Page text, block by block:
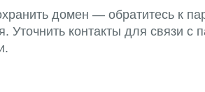
домен — обратитесь к
Уточнить контакты для связи с